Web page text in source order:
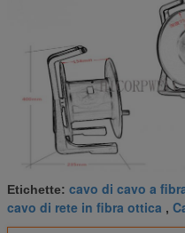
Etichette: cavo di cavo a
cavo di rete in fibra ottica ,